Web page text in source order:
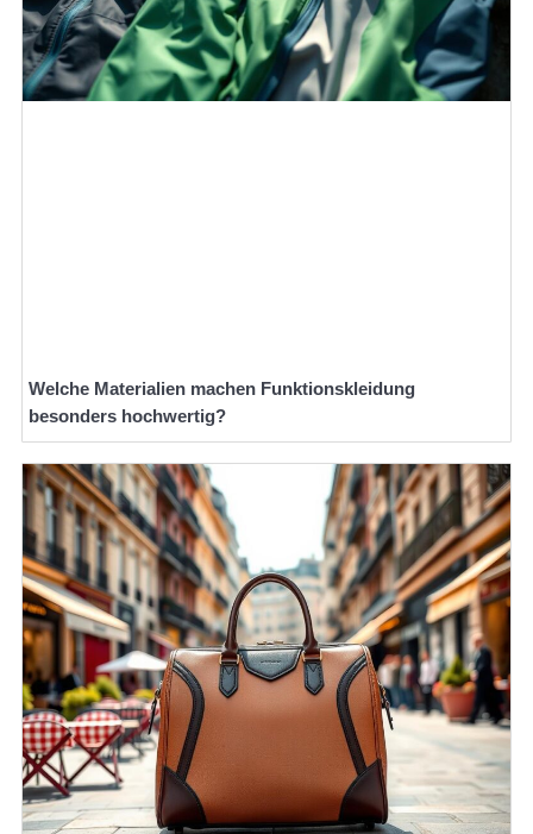
Welche Materialien machen Funktionskleidung
besonders hochwertig?